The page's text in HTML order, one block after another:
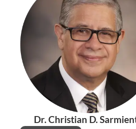
Dr. Christian D.